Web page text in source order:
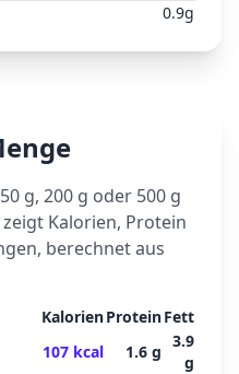
0.9g
g, 200 g oder 500 g
zeigt Kalorien, Protein
berechnet aus
KalorienProteinFett
107 kcal 1.6 g
3.9
g